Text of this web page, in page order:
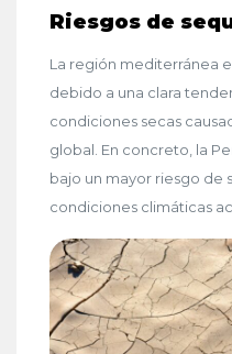
Riesgos de
La región mediterránea
debido a una clara
condiciones secas
global. En concreto, la
bajo un mayor riesgo de
condiciones climáticas